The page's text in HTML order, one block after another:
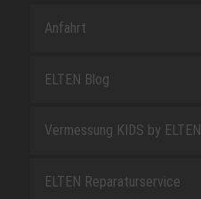
Anfahrt
ELTEN Blog
Vermessung KIDS by ELTEN
ELTEN Reparaturservice